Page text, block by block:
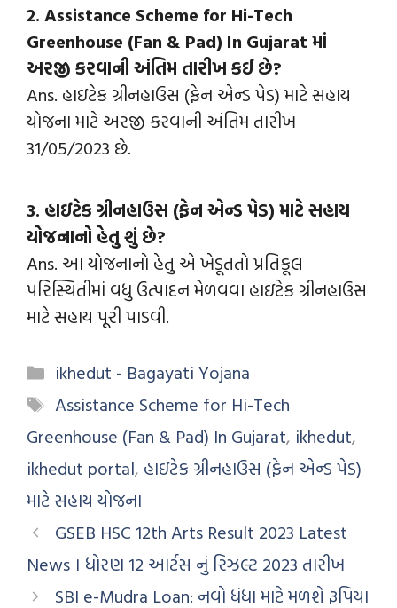
2. Assistance Scheme for Hi-Tech
Greenhouse (Fan & Pad) In Gujarat માં
અરજી કરવાની અંતિમ તારીખ કઈ છે?
Ans. હાઇટેક ગ્રીનહાઉસ (ફેન એન્ડ પેડ) માટે સહાય
યોજના માટે અરજી કરવાની અંતિમ તારીખ
31/05/2023 છે.
3. હાઇટેક ગ્રીનહાઉસ (ફેન એન્ડ પેડ) માટે સહાય
યોજનાનો હેતુ શું છે?
Ans. આ યોજનાનો હેતુ એ ખેડૂતતો પ્રતિકૂલ
પરિસ્થિતીમાં વધુ ઉત્પાદન મેળવવા હાઇટેક ગ્રીનહાઉસ
માટે સહાય પૂરી પાડવી.
ikhedut - Bagayati Yojana
Assistance Scheme for Hi-Tech
Greenhouse (Fan & Pad) In Gujarat, ikhedut,
ikhedut portal, હાઇટેક ગ્રીનહાઉસ (ફેન એન્ડ પેડ)
માટે સહાય યોજના
GSEB HSC 12th Arts Result 2023 Latest
News । ધોરણ 12 આર્ટસ નું રિઝલ્ટ 2023 તારીખ
SBI e-Mudra Loan: નવો ધંધા માટે મળશે રૂપિયા